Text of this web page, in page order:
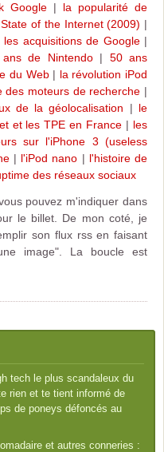
Google | la popularité de
State of the Internet (2009) |
les acquisitions de Google|
ans de Nintendo| 50 ans
du Web| la révolution iPod
des moteurs de recherche |
de la géolocalisation | le
et les TPE en France | les
sur l'iPhone 3 (useless
| l'iPod nano | l'histoire de
des réseaux sociaux
pouvez m'indiquer dans
le billet. De mon coté, je
son flux rss en faisant
image". La boucle est
tech le plus scandaleux du
rien et te tient informé de
de poneys défoncés au
et autres conneries :